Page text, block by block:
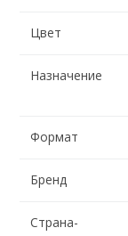
Цвет
Назначение
Формат
Бренд
Страна-